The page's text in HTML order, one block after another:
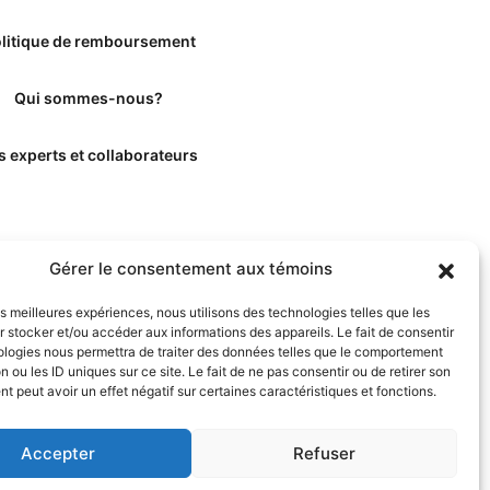
Gérer le consentement aux témoins
meilleures expériences, nous utilisons des technologies telles que les
stocker et/ou accéder aux informations des appareils. Le fait de consentir
nous permettra de traiter des données telles que le comportement
ou les ID uniques sur ce site. Le fait de ne pas consentir ou de retirer son
peut avoir un effet négatif sur certaines caractéristiques et fonctions.
Accepter Refuser
de remboursement
Qui sommes-nous?
experts et collaborateurs